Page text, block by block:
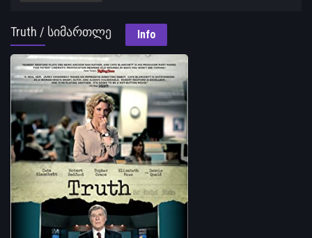
Truth / სიმართლე Info